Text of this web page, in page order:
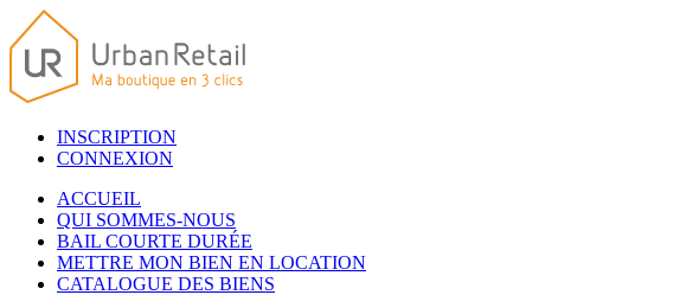
INSCRIPTION
CONNEXION
ACCUEIL
QUI SOMMES-NOUS
BAIL COURTE DURÉE
METTRE MON BIEN EN LOCATION
CATALOGUE DES BIENS